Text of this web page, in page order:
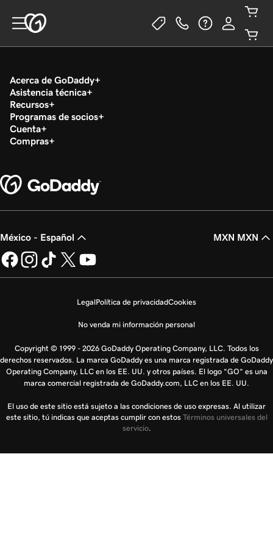
Acerca de GoDaddy
Asistencia técnica
Recursos
Programas de socios
Cuenta
Compras
México - Español MXN MXN
LegalPolítica de privacidadCookies
No venda mi información personal
Copyright © 1999 - 2026 GoDaddy Operating Company, LLC. Todos los
derechos reservados. La marca GoDaddy es una marca registrada de GoDaddy
Operating Company, LLC en los EE. UU. y otros países. El logo “GO” es una
marca comercial registrada de GoDaddy.com, LLC en los EE. UU.
El uso de este sitio está sujeto a las condiciones de uso expresas. Al utilizar
este sitio, tú indicas que aceptas cumplir con estos Términos universales del
servicio.